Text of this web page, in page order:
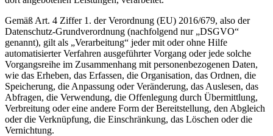
Gemäß Art. 4 Ziffer 1. der Verordnung (EU) 2016/679, also der
Datenschutz-Grundverordnung (nachfolgend nur „DSGVO“
genannt), gilt als „Verarbeitung“ jeder mit oder ohne Hilfe
automatisierter Verfahren ausgeführter Vorgang oder jede solche
Vorgangsreihe im Zusammenhang mit personenbezogenen Daten,
wie das Erheben, das Erfassen, die Organisation, das Ordnen, die
Speicherung, die Anpassung oder Veränderung, das Auslesen, das
Abfragen, die Verwendung, die Offenlegung durch Übermittlung,
Verbreitung oder eine andere Form der Bereitstellung, den Abgleich
oder die Verknüpfung, die Einschränkung, das Löschen oder die
Vernichtung.